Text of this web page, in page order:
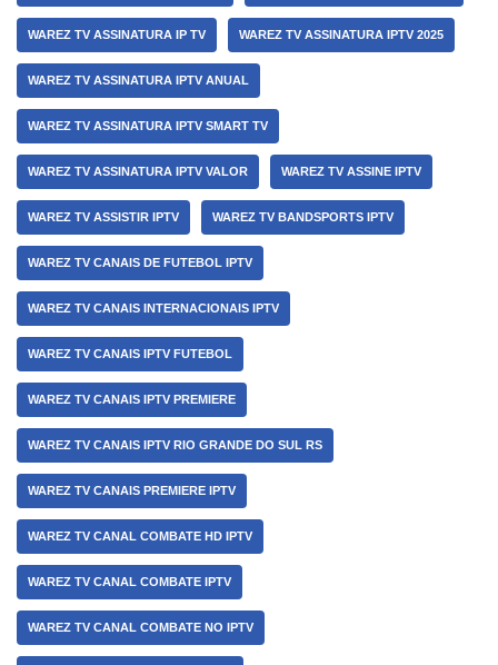
WAREZ TV ASSINATURA IP TV WAREZ TV ASSINATURA IPTV 2025
WAREZ TV ASSINATURA IPTV ANUAL
WAREZ TV ASSINATURA IPTV SMART TV
WAREZ TV ASSINATURA IPTV VALOR WAREZ TV ASSINE IPTV
WAREZ TV ASSISTIR IPTV WAREZ TV BANDSPORTS IPTV
WAREZ TV CANAIS DE FUTEBOL IPTV
WAREZ TV CANAIS INTERNACIONAIS IPTV
WAREZ TV CANAIS IPTV FUTEBOL
WAREZ TV CANAIS IPTV PREMIERE
WAREZ TV CANAIS IPTV RIO GRANDE DO SUL RS
WAREZ TV CANAIS PREMIERE IPTV
WAREZ TV CANAL COMBATE HD IPTV
WAREZ TV CANAL COMBATE IPTV
WAREZ TV CANAL COMBATE NO IPTV